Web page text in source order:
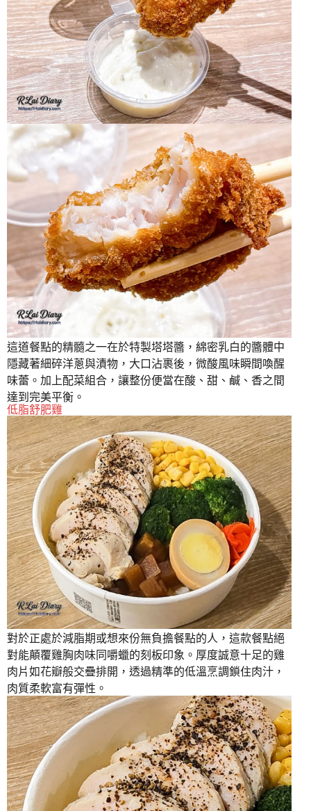
這道餐點的精髓之一在於特製塔塔醬，綿密乳白的醬體中
隱藏著細碎洋蔥與漬物，大口沾裹後，微酸風味瞬間喚醒
味蕾。加上配菜組合，讓整份便當在酸、甜、鹹、香之間
達到完美平衡。
低脂舒肥雞
對於正處於減脂期或想來份無負擔餐點的人，這款餐點絕
對能顛覆雞胸肉味同嚼蠟的刻板印象。厚度誠意十足的雞
肉片如花瓣般交疊排開，透過精準的低溫烹調鎖住肉汁，
肉質柔軟富有彈性。